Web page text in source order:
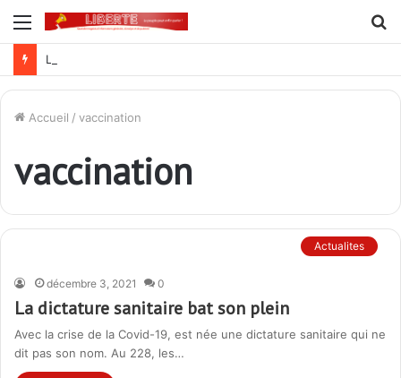
Menu
Accueil / vaccination
vaccination
Actualites
décembre 3, 2021 0
La dictature sanitaire bat son plein
Avec la crise de la Covid-19, est née une dictature sanitaire qui ne
dit pas son nom. Au 228, les…